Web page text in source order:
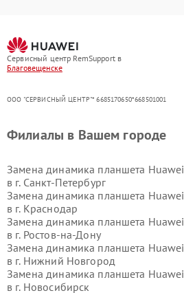
Сервисный центр RemSupport в
Благовещенске
ООО "СЕРВИСНЫЙ ЦЕНТР"* 6685170650*668501001
Филиалы в Вашем городе
Замена динамика планшета Huawei
в г. Санкт-Петербург
Замена динамика планшета Huawei
в г. Краснодар
Замена динамика планшета Huawei
в г. Ростов-на-Дону
Замена динамика планшета Huawei
в г. Нижний Новгород
Замена динамика планшета Huawei
в г. Новосибирск